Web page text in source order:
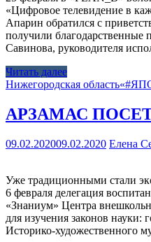
«Цифровое телевидение в
Апарин обратился с
получили благодарственные
Савинова, руководителя
Читать далее
Нижегородская область
АРЗАМАС
09.02.202009.02.2020 Елена
Уже традиционными стали
6 февраля делегация
«Знаниум» Центра
для изучения законов
Историко-художественного